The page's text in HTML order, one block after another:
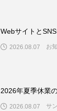
Webサイトと
2026.08.07 お
2026年夏季休業
2026.08.07 サ